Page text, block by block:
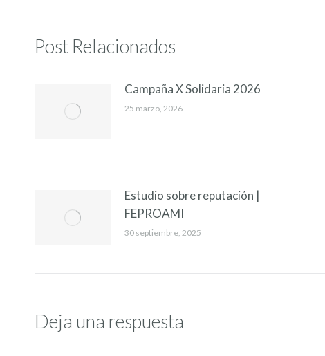
Post Relacionados
Campaña X Solidaria 2026
25 marzo, 2026
Estudio sobre reputación |
FEPROAMI
30 septiembre, 2025
Deja una respuesta